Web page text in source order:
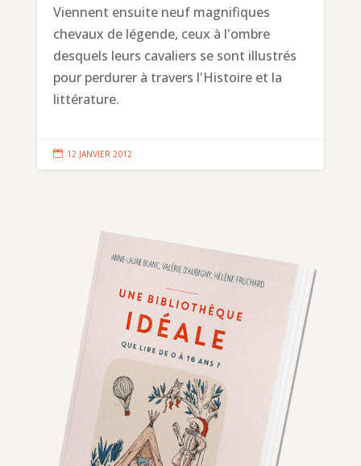
Viennent ensuite neuf magnifiques
chevaux de légende, ceux à l'ombre
desquels leurs cavaliers se sont illustrés
pour perdurer à travers l'Histoire et la
littérature.
 12 JANVIER 2012